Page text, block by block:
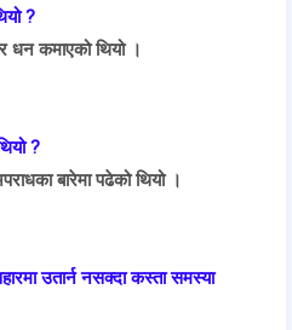
?
धन कमाएको थियो ।
?
बारेमा पढेको थियो ।
उतार्न नसक्दा कस्ता समस्या